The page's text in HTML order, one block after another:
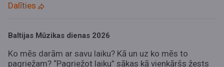
Dalīties
Baltijas Mūzikas dienas 2026
Ko mēs darām ar savu laiku? Kā un uz ko mēs to
pagriežam? “Pagriežot laiku” sākas kā vienkāršs žests